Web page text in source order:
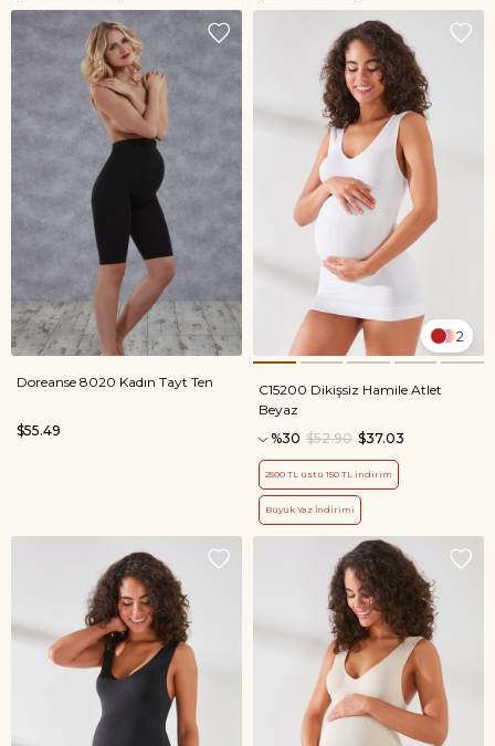
Doreanse 8020 Kadın Tayt Ten
$55.49
2
C15200 Dikişsiz Hamile Atlet
Beyaz
%30
$37.03
$52.90
2500 TL üstü 150 TL indirim
Büyük Yaz İndirimi